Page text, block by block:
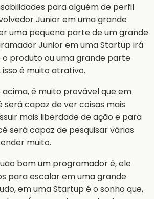
para alguém de perfil
Junior em uma grande
uma pequena parte de um grande
Junior em uma Startup irá
produto ou uma grande parte
isso é muito atrativo.
acima, é muito provável que em
capaz de ver coisas mais
mais liberdade de ação e para
será capaz de pesquisar várias
muito.
bom um programador é, ele
para escalar em uma grande
em uma Startup é o sonho que,